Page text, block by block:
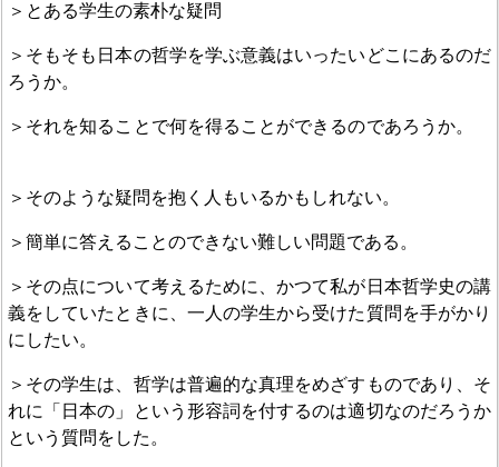
＞とある学生の素朴な疑問
＞そもそも日本の哲学を学ぶ意義はいったいどこにあるのだ
ろうか。
＞それを知ることで何を得ることができるのであろうか。
＞そのような疑問を抱く人もいるかもしれない。
＞簡単に答えることのできない難しい問題である。
＞その点について考えるために、かつて私が日本哲学史の講
義をしていたときに、一人の学生から受けた質問を手がかり
にしたい。
＞その学生は、哲学は普遍的な真理をめざすものであり、そ
れに「日本の」という形容詞を付するのは適切なのだろうか
という質問をした。